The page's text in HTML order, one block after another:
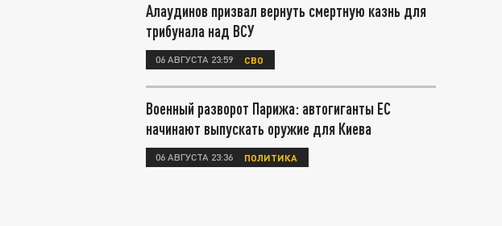
Алаудинов призвал вернуть смертную казнь для
трибунала над ВСУ
06 АВГУСТА 23:59 СВО
Военный разворот Парижа: автогиганты ЕС
начинают выпускать оружие для Киева
06 АВГУСТА 23:36 ПОЛИТИКА